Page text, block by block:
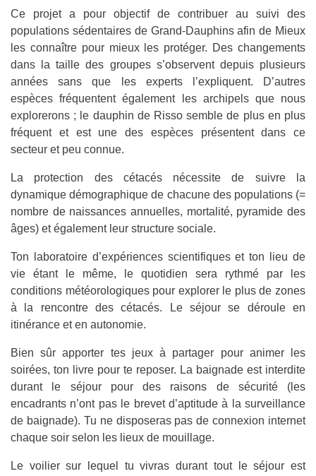
Ce projet a pour objectif de contribuer au suivi des
populations sédentaires de Grand-Dauphins afin de Mieux
les connaître pour mieux les protéger. Des changements
dans la taille des groupes s’observent depuis plusieurs
années sans que les experts l’expliquent. D’autres
espèces fréquentent également les archipels que nous
explorerons ; le dauphin de Risso semble de plus en plus
fréquent et est une des espèces présentent dans ce
secteur et peu connue.
La protection des cétacés nécessite de suivre la
dynamique démographique de chacune des populations (=
nombre de naissances annuelles, mortalité, pyramide des
âges) et également leur structure sociale.
Ton laboratoire d’expériences scientifiques et ton lieu de
vie étant le même, le quotidien sera rythmé par les
conditions météorologiques pour explorer le plus de zones
à la rencontre des cétacés. Le séjour se déroule en
itinérance et en autonomie.
Bien sûr apporter tes jeux à partager pour animer les
soirées, ton livre pour te reposer. La baignade est interdite
durant le séjour pour des raisons de sécurité (les
encadrants n’ont pas le brevet d’aptitude à la surveillance
de baignade). Tu ne disposeras pas de connexion internet
chaque soir selon les lieux de mouillage.
Le voilier sur lequel tu vivras durant tout le séjour est